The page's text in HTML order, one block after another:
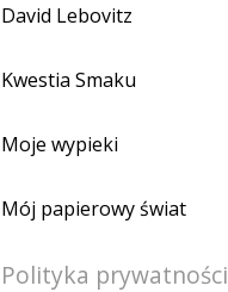
David Lebovitz
Kwestia Smaku
Moje wypieki
Mój papierowy świat
Polityka prywatności